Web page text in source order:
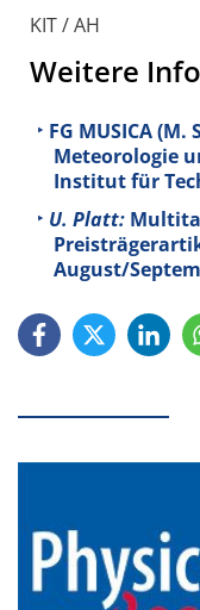
KIT / AH
Weitere
FG MUSICA
Meteorologie
Institut für
U. Platt:
August/